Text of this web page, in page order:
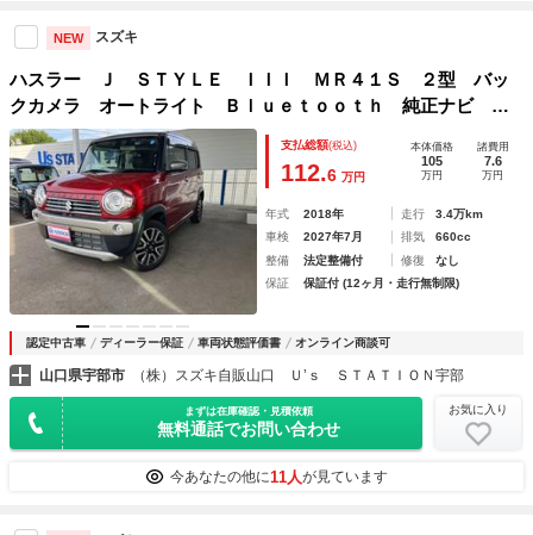
NEW スズキ
ハスラー Ｊ ＳＴＹＬＥ ＩＩＩ ＭＲ４１Ｓ ２型 バッ
クカメラ オートライト Ｂｌｕｅｔｏｏｔｈ 純正ナビ プ
ッシュスタート シートヒーター オートエアコン スズキセ
ーフティーサポート 衝突被害軽減システム アイドリングス
トップ 横滑り防止機能
支払総額(税込)
112.6 万円
本体価格
105
万円
諸費用
7.6
万円
年式 2018年 走行
3.4万km
車検
2027年7月 排気
660cc
整備
法定整備付 修復
なし
保証
保証付 (12ヶ月・走行無制限)
認定中古車 ディーラー保証 車両状態評価書 オンライン商談可
山口県宇部市 （株）スズキ自販山口 Ｕ’ｓ ＳＴＡＴＩＯＮ宇部
まずは在庫確認・見積依頼
無料通話でお問い合わせ
お気に入り
今あなたの他に11人が見ています